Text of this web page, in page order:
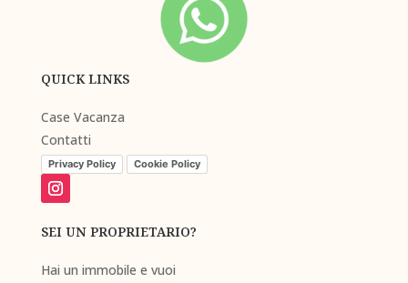
QUICK LINKS
Case Vacanza
Contatti
Privacy Policy Cookie Policy
SEI UN PROPRIETARIO?
Hai un immobile e vuoi